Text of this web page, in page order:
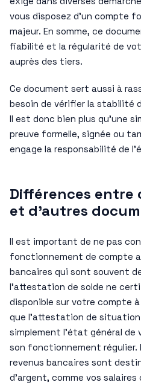
vous disposez d’un compte
majeur. En somme, ce
fiabilité et la régularité de
auprès des tiers.
Ce document sert aussi à
besoin de vérifier la stabilité
Il est donc bien plus qu’une
preuve formelle, signée ou
engage la responsabilité de
Différences entre
et d’autres
Il est important de ne pas
fonctionnement de compte
bancaires qui sont souvent
l’attestation de solde ne
disponible sur votre compte
que l’attestation de
simplement l’état général
son fonctionnement
revenus bancaires sont
d’argent, comme vos salaires